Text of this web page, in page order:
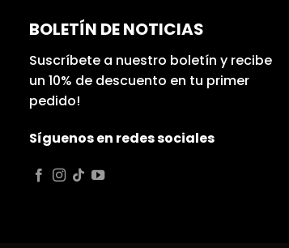
BOLETÍN DE NOTICIAS
Suscríbete a nuestro boletín y recibe
un 10% de descuento en tu primer
pedido!
Síguenos en redes sociales